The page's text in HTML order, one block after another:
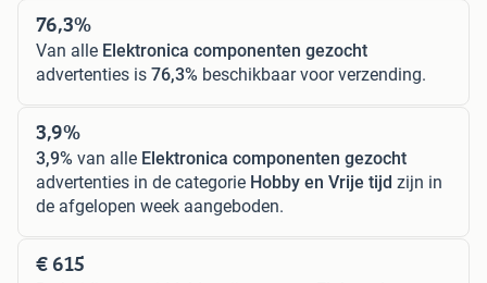
76,3%
Van alle Elektronica componenten gezocht
advertenties is 76,3% beschikbaar voor verzending.
3,9%
3,9% van alle Elektronica componenten gezocht
advertenties in de categorie Hobby en Vrije tijd zijn in
de afgelopen week aangeboden.
€ 615